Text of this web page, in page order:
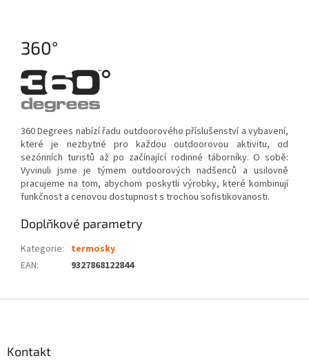
360°
360 Degrees nabízí řadu outdoorového příslušenství a vybavení,
které je nezbytné pro každou outdoorovou aktivitu, od
sezónních turistů až po začínající rodinné táborníky. O sobě:
Vyvinuli jsme je týmem outdoorových nadšenců a usilovně
pracujeme na tom, abychom poskytli výrobky, které kombinují
funkčnost a cenovou dostupnost s trochou sofistikovanosti.
Doplňkové parametry
Kategorie: termosky
EAN: 9327868122844
Kontakt